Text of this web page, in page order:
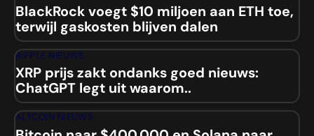
BlackRock voegt $10 miljoen aan ETH toe,
terwijl gaskosten blijven dalen
RIPPLE NIEUWS
XRP prijs zakt ondanks goed nieuws:
ChatGPT legt uit waarom..
ALTCOIN NIEUWS